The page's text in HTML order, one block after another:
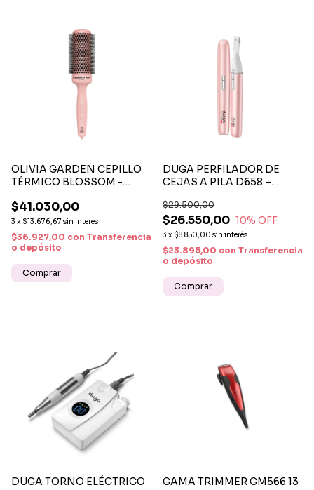
OLIVIA GARDEN CEPILLO
TÉRMICO BLOSSOM -
CERÁMICO ANTIFRIZZ Y
DE SECADO RÁPIDO
$41.030,00
3 x $13.676,67 sin interés
$36.927,00 con Transferencia
o depósito
DUGA PERFILADOR DE
CEJAS A PILA D658 –
PARA TU ROSTRO
$26.550,00
$29.500,00
10% OFF
3 x $8.850,00 sin interés
$23.895,00 con Transferencia
o depósito
DUGA TORNO ELÉCTRICO
GAMA TRIMMER GM566 13